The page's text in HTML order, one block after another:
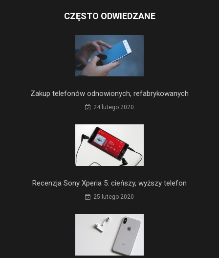
CZĘSTO ODWIEDZANE
Zakup telefonów odnowionych, refabrykowanych
24 lutego 2020
Recenzja Sony Xperia 5: cieńszy, wyższy telefon
25 lutego 2020